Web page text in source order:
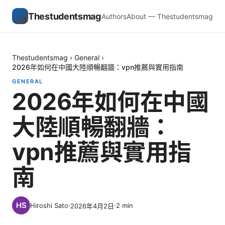
ThestudentsmagAuthorsAbout — Thestudentsmag
Thestudentsmag › General ›
2026年如何在中國大陸順暢翻牆：vpn推薦與實用指南
GENERAL
2026年如何在中國
大陸順暢翻牆：
vpn推薦與實用指
南
Hiroshi Sato·2026年4月2日·2 min